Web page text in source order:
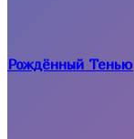
Рождённый Тенью